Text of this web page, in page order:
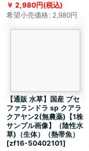
2,980円(税込)
希望小売価格: 2,980円
【通販 水草】国産 ブセ
ファランドラ sp クアラ
クアヤン2(無農薬)【1株
サンプル画像】（陰性水
草)（生体）（熱帯魚）
[zf16-50402101]